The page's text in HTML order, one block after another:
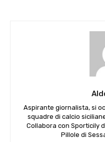
Aspirante giornalista, si
squadre di calcio
Collabora con Sporticily
Pillole di